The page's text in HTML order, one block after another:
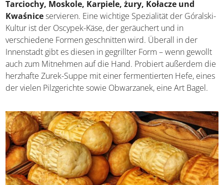
Tarciochy, Moskole, Karpiele, żury, Kołacze und
Kwaśniceservieren. Eine wichtige Spezialität der Góralski-
Kultur ist der Oscypek-Käse, der geräuchert und in
verschiedene Formen geschnitten wird. Überall in der
Innenstadt gibt es diesen in gegrillter Form – wenn gewollt
auch zum Mitnehmen auf die Hand. Probiert außerdem die
herzhafte Zurek-Suppe mit einer fermentierten Hefe, eines
der vielen Pilzgerichte sowie Obwarzanek, eine Art Bagel.